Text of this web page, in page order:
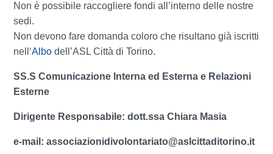
Non è possibile raccogliere fondi all’interno delle nostre
sedi.
Non devono fare domanda coloro che risultano già iscritti
nell‘Albodell’ASL Città di Torino.
SS.S Comunicazione Interna ed Esterna e Relazioni
Esterne
Dirigente Responsabile: dott.ssa Chiara Masia
e-mail: associazionidivolontariato@aslcittaditorino.it